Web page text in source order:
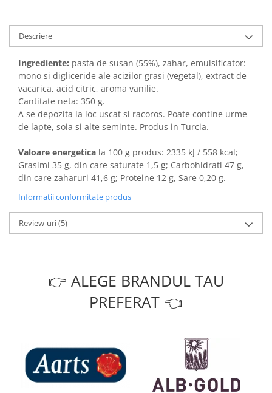
Descriere
Ingrediente: pasta de susan (55%), zahar, emulsificator:
mono si digliceride ale acizilor grasi (vegetal), extract de
vacarica, acid citric, aroma vanilie.
Cantitate neta: 350 g.
A se depozita la loc uscat si racoros. Poate contine urme
de lapte, soia si alte seminte. Produs in Turcia.
Valoare energetica la 100 g produs: 2335 kJ / 558 kcal;
Grasimi 35 g, din care saturate 1,5 g; Carbohidrati 47 g,
din care zaharuri 41,6 g; Proteine 12 g, Sare 0,20 g.
Informatii conformitate produs
Review-uri(5)
👉 ALEGE BRANDUL TAU
PREFERAT 👈